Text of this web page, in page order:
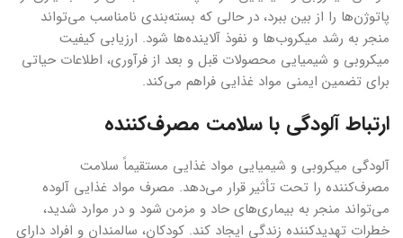
پاتوژن‌ها را از بین ببرد، در حالی که بسته‌بندی نامناسب می‌تواند
منجر به رشد میکروب‌ها و نفوذ آلاینده‌ها شود. ارزیابی کیفیت
میکروبی و شیمیایی محصولات قبل و بعد از فرآوری، اطلاعات حیاتی
برای تضمین ایمنی مواد غذایی فراهم می‌کند.
ارتباط آلودگی با سلامت مصرف‌کننده
آلودگی میکروبی و شیمیایی مواد غذایی مستقیماً سلامت
مصرف‌کننده را تحت تأثیر قرار می‌دهد. مصرف مواد غذایی آلوده
می‌تواند منجر به بیماری‌های حاد و مزمن شود و در موارد شدید،
خطرات تهدیدکننده زندگی ایجاد کند. کودکان، سالمندان و افراد دارای